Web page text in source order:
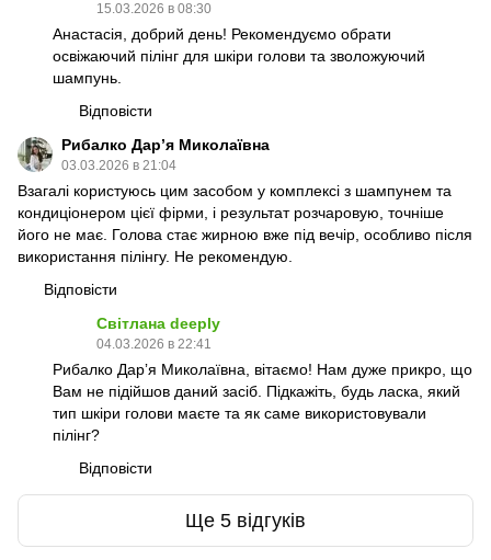
15.03.2026 в 08:30
Анастасія, добрий день! Рекомендуємо обрати
освіжаючий пілінг для шкіри голови та зволожуючий
шампунь.
Відповісти
Рибалко Дарʼя Миколаївна
03.03.2026 в 21:04
Взагалі користуюсь цим засобом у комплексі з шампунем та
кондиціонером цієї фірми, і результат розчаровую, точніше
його не має. Голова стає жирною вже під вечір, особливо після
використання пілінгу. Не рекомендую.
Відповісти
Світлана deeply
04.03.2026 в 22:41
Рибалко Дарʼя Миколаївна, вітаємо! Нам дуже прикро, що
Вам не підійшов даний засіб. Підкажіть, будь ласка, який
тип шкіри голови маєте та як саме використовували
пілінг?
Відповісти
Ще 5 відгуків